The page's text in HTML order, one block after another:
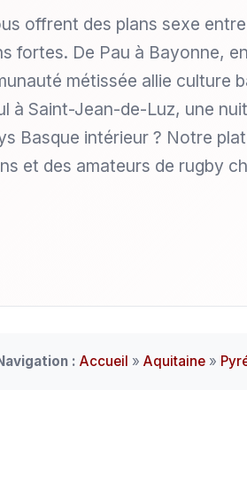
offrent des plans sexe
fortes. De Pau à Bayonne,
métissée allie culture
à Saint-Jean-de-Luz, une
Basque intérieur ? Notre
et des amateurs de rugby
: Accueil » Aquitaine»